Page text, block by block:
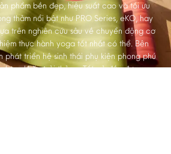
phẩm bền đẹp, hiệu suất cao và tối ưu
thảm nổi bật như PRO Series, eKO, hay
trên nghiên cứu sâu về chuyển động cơ
thực hành yoga tốt nhất có thể. Bên
phát triển hệ sinh thái phụ kiện phong phú
khăn trải thảm... Tất cả đều được